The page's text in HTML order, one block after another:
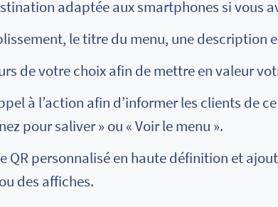
adaptée aux smartphones si vous
le titre du menu, une description
de votre choix afin de mettre en valeur
à l’action afin d’informer les clients de
pour saliver » ou « Voir le menu ».
QR personnalisé en haute définition et
des affiches.